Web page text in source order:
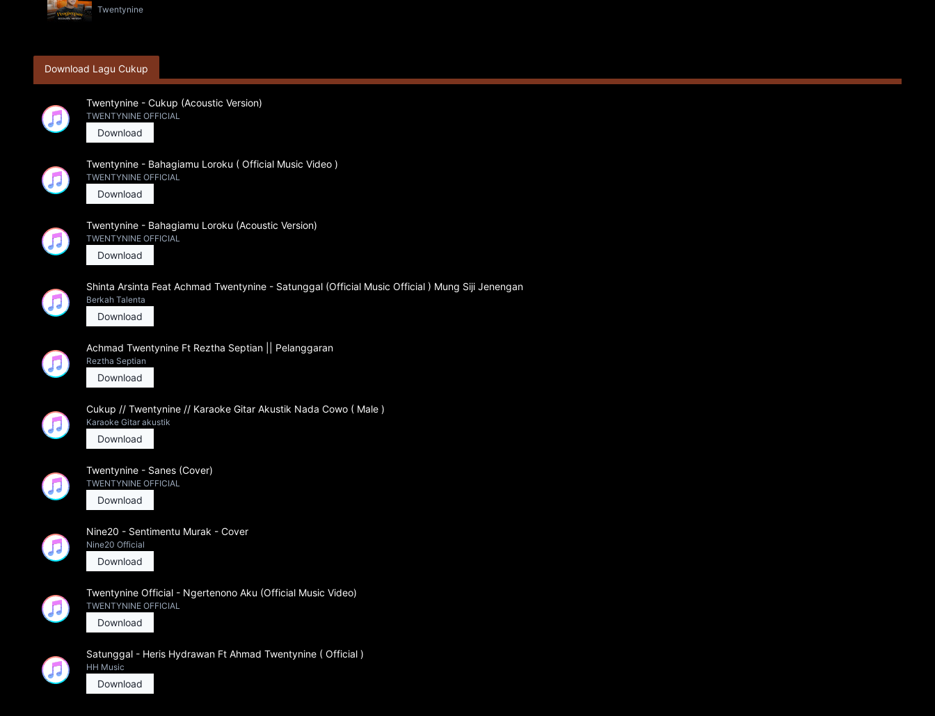
Twentynine
Download Lagu Cukup
Twentynine - Cukup (Acoustic Version)
TWENTYNINE OFFICIAL
Download
Twentynine - Bahagiamu Loroku ( Official Music Video )
TWENTYNINE OFFICIAL
Download
Twentynine - Bahagiamu Loroku (Acoustic Version)
TWENTYNINE OFFICIAL
Download
Shinta Arsinta Feat Achmad Twentynine - Satunggal (Official Music Official ) Mung Siji Jenengan
Berkah Talenta
Download
Achmad Twentynine Ft Reztha Septian || Pelanggaran
Reztha Septian
Download
Cukup // Twentynine // Karaoke Gitar Akustik Nada Cowo ( Male )
Karaoke Gitar akustik
Download
Twentynine - Sanes (Cover)
TWENTYNINE OFFICIAL
Download
Nine20 - Sentimentu Murak - Cover
Nine20 Official
Download
Twentynine Official - Ngertenono Aku (Official Music Video)
TWENTYNINE OFFICIAL
Download
Satunggal - Heris Hydrawan Ft Ahmad Twentynine ( Official )
HH Music
Download